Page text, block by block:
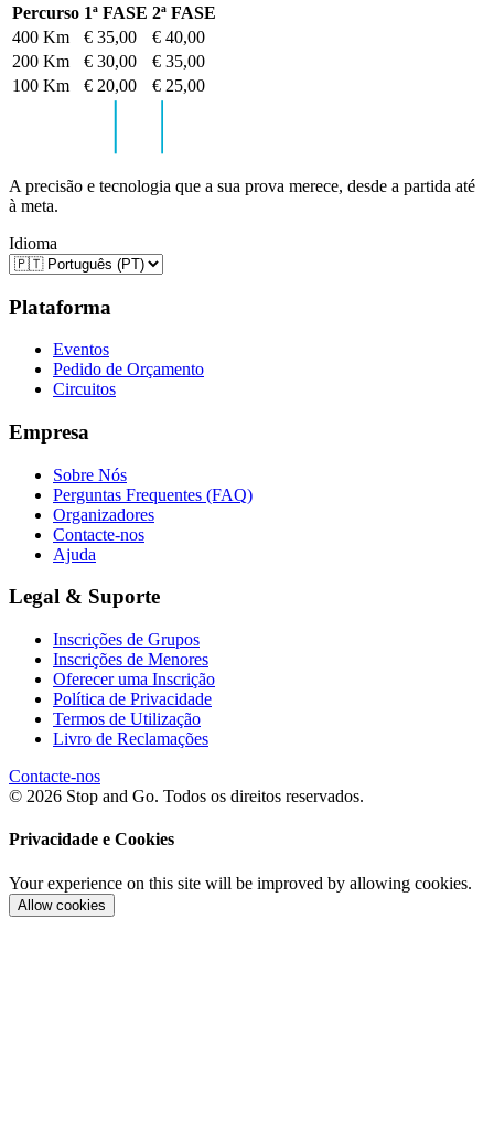
Percurso 1ª FASE 2ª FASE
400 Km
€ 35,00
€ 40,00
200 Km
€ 30,00
€ 35,00
100 Km
€ 20,00 € 25,00
A precisão e tecnologia que a sua prova merece, desde a partida até
à meta.
Idioma
Plataforma
Eventos
Pedido de Orçamento
Circuitos
Empresa
Sobre Nós
Perguntas Frequentes (FAQ)
Organizadores
Contacte-nos
Ajuda
Legal & Suporte
Inscrições de Grupos
Inscrições de Menores
Oferecer uma Inscrição
Política de Privacidade
Termos de Utilização
Livro de Reclamações
Contacte-nos
© 2026 Stop and Go. Todos os direitos reservados.
Privacidade e Cookies
Your experience on this site will be improved by allowing cookies.
Allow cookies